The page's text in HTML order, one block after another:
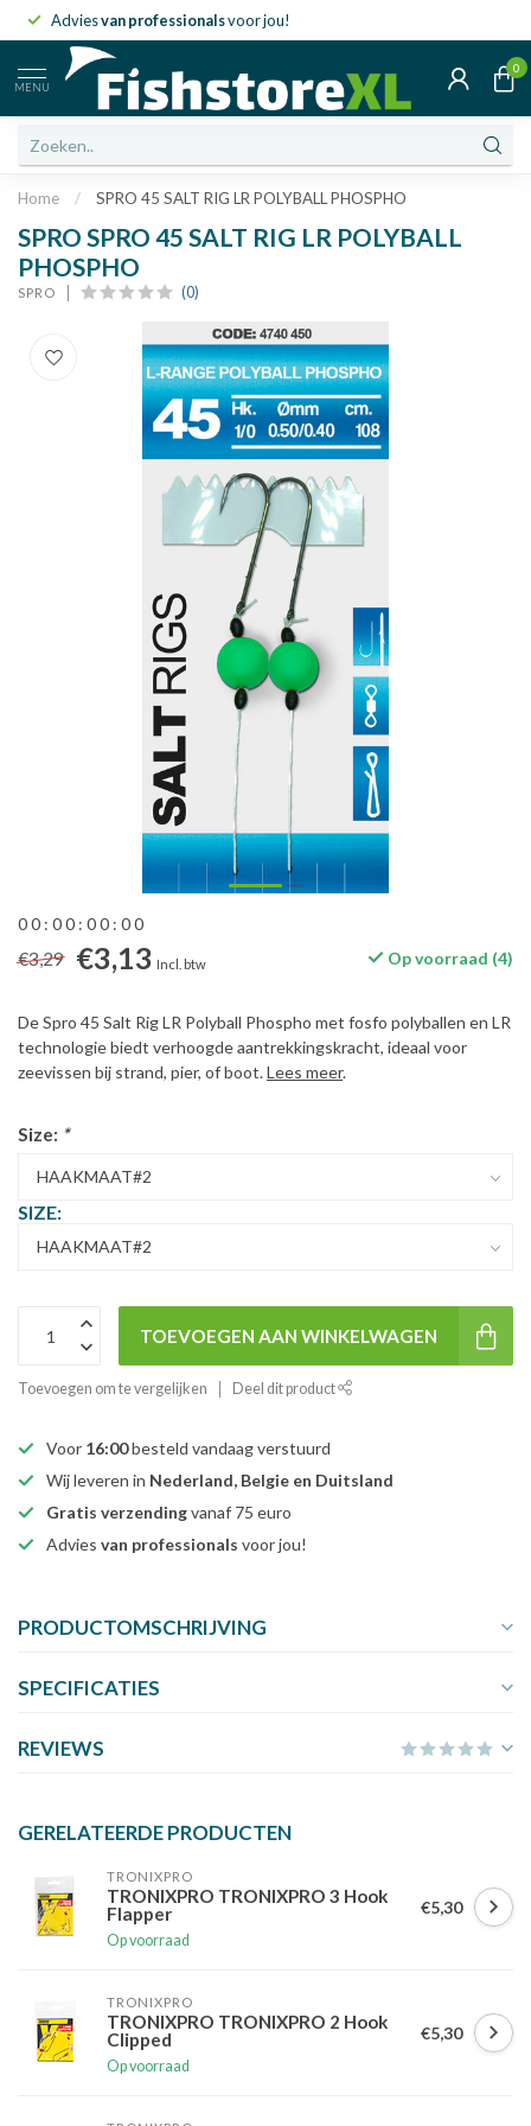
Adviesvan professionalsvoor jou!
MENU
0
Home / SPRO 45 SALT RIG LR POLYBALL PHOSPHO
SPRO SPRO 45 SALT RIG LR POLYBALL
PHOSPHO
SPRO (0)
00 : 00 : 00 : 00
€3,29 €3,13 Incl. btw Op voorraad (4)
De Spro 45 Salt Rig LR Polyball Phospho met fosfo polyballen en LR
technologie biedt verhoogde aantrekkingskracht, ideaal voor
zeevissen bij strand, pier, of boot.Lees meer.
Size: *
SIZE:
TOEVOEGEN AAN WINKELWAGEN
Toevoegen om te vergelijken Deel dit product
Voor 16:00besteld vandaag verstuurd
Wij leveren in Nederland, Belgie en Duitsland
Gratis verzendingvanaf 75 euro
Advies van professionals voor jou!
PRODUCTOMSCHRIJVING
SPECIFICATIES
REVIEWS
GERELATEERDE PRODUCTEN
TRONIXPRO
TRONIXPRO TRONIXPRO 3 Hook
Flapper
Op voorraad
€5,30
TRONIXPRO
TRONIXPRO TRONIXPRO 2 Hook
Clipped
Op voorraad
€5,30